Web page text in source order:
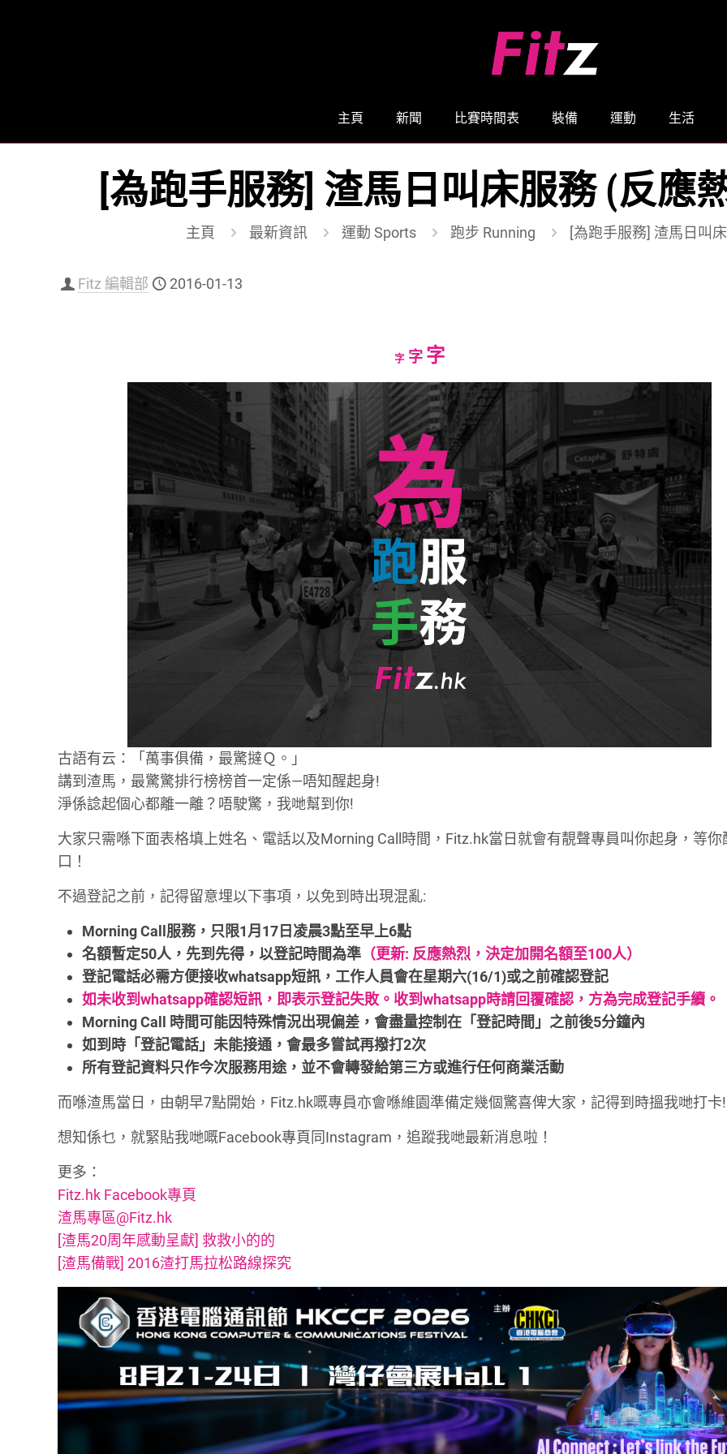
主頁 新聞 比賽時間表 裝備 運動 生活
[為跑手服務] 渣馬日叫床服務 (反應
主頁 最新資訊 運動 Sports 跑步 Running [為跑手服務] 渣馬日叫
Fitz 編輯部 2016-01-13
字Decrease
size.
字Reset
size.
字Increase
font
size.
古語有云：「萬事俱備，最驚撻Ｑ。」
講到渣馬，最驚驚排行榜榜首一定係—唔知醒起身!
淨係諗起個心都離一離？唔駛驚，我哋幫到你!
大家只需喺下面表格填上姓名、電話以及Morning Call時間，Fitz.hk當日就會有靚聲專員叫你起身，等你
口！
不過登記之前，記得留意埋以下事項，以免到時出現混亂:
Morning Call服務，只限1月17日凌晨3點至早上6點
名額暫定50人，先到先得，以登記時間為準 （更新: 反應熱烈，決定加開名額至100人）
登記電話必需方便接收whatsapp短訊，工作人員會在星期六(16/1)或之前確認登記
如未收到whatsapp確認短訊，即表示登記失敗。收到whatsapp時請回覆確認，方為完成登記手續。
Morning Call 時間可能因特殊情況出現偏差，會盡量控制在「登記時間」之前後5分鐘內
如到時「登記電話」未能接通，會最多嘗試再撥打2次
所有登記資料只作今次服務用途，並不會轉發給第三方或進行任何商業活動
而喺渣馬當日，由朝早7點開始，Fitz.hk嘅專員亦會喺維園準備定幾個驚喜俾大家，記得到時搵我哋打卡!
想知係乜，就緊貼我哋嘅Facebook專頁同Instagram，追蹤我哋最新消息啦！
更多：
Fitz.hk Facebook專頁
渣馬專區@Fitz.hk
[渣馬20周年感動呈獻] 救救小的的
[渣馬備戰] 2016渣打馬拉松路線探究